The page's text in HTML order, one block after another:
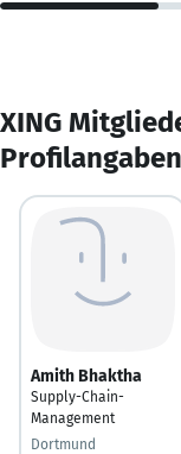
XING
Profilangaben
Amith Bhaktha
Supply-Chain-
Management
Dortmund